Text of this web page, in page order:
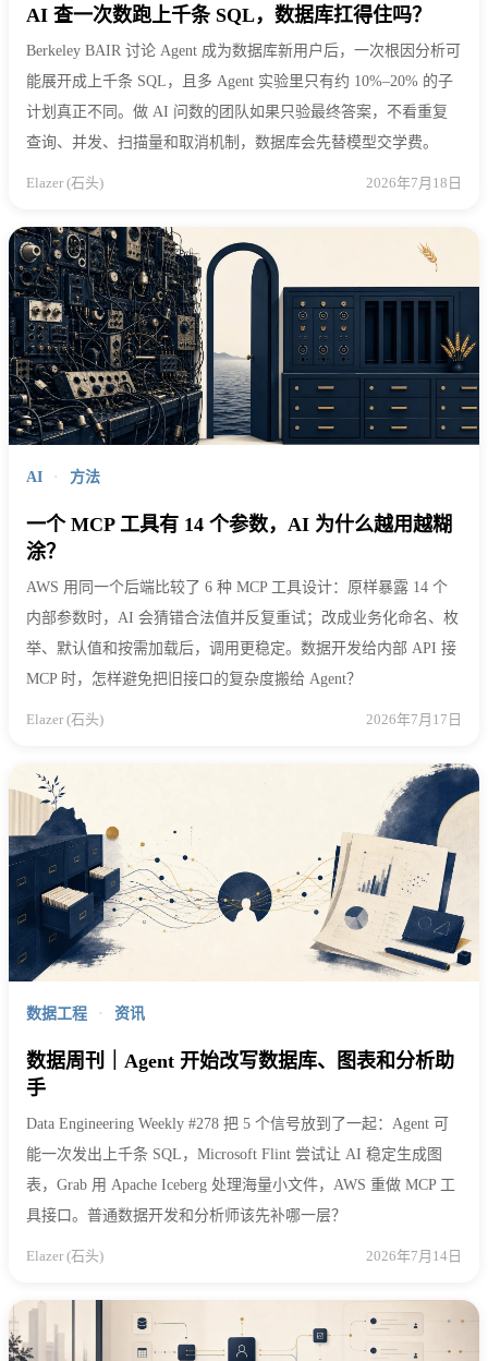
AI 查一次数跑上千条 SQL，数据库扛得住吗？
Berkeley BAIR 讨论 Agent 成为数据库新用户后，一次根因分析可
能展开成上千条 SQL，且多 Agent 实验里只有约 10%–20% 的子
计划真正不同。做 AI 问数的团队如果只验最终答案，不看重复
查询、并发、扫描量和取消机制，数据库会先替模型交学费。
Elazer (石头) 2026年7月18日
AI · 方法
一个 MCP 工具有 14 个参数，AI 为什么越用越糊
涂？
AWS 用同一个后端比较了 6 种 MCP 工具设计：原样暴露 14 个
内部参数时，AI 会猜错合法值并反复重试；改成业务化命名、枚
举、默认值和按需加载后，调用更稳定。数据开发给内部 API 接
MCP 时，怎样避免把旧接口的复杂度搬给 Agent？
Elazer (石头) 2026年7月17日
数据工程 · 资讯
数据周刊｜Agent 开始改写数据库、图表和分析助
手
Data Engineering Weekly #278 把 5 个信号放到了一起：Agent 可
能一次发出上千条 SQL，Microsoft Flint 尝试让 AI 稳定生成图
表，Grab 用 Apache Iceberg 处理海量小文件，AWS 重做 MCP 工
具接口。普通数据开发和分析师该先补哪一层？
Elazer (石头) 2026年7月14日